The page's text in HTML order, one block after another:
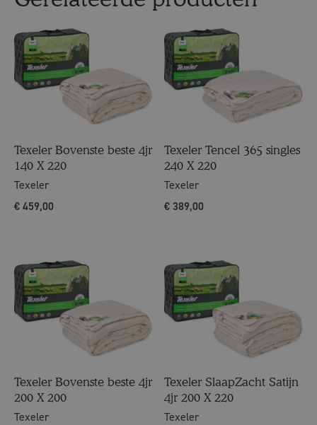
Texeler Bovenste beste 4jr
140 X 220
Texeler
€ 459,00
Texeler Tencel 365 singles
240 X 220
Texeler
€ 389,00
Texeler Bovenste beste 4jr
200 X 200
Texeler
Texeler SlaapZacht Satijn
4jr 200 X 220
Texeler